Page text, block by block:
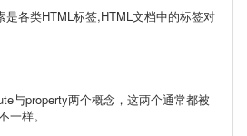
是各类HTML标签,HTML文档中的标签对
与property两个概念，这两个通常都被
一样。